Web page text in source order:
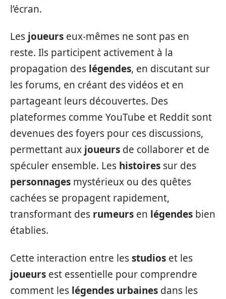
l’écran.
Les joueurs eux-mêmes ne sont pas en
reste. Ils participent activement à la
propagation des légendes, en discutant sur
les forums, en créant des vidéos et en
partageant leurs découvertes. Des
plateformes comme YouTube et Reddit sont
devenues des foyers pour ces discussions,
permettant aux joueurs de collaborer et de
spéculer ensemble. Les histoires sur des
personnages mystérieux ou des quêtes
cachées se propagent rapidement,
transformant des rumeurs en légendes bien
établies.
Cette interaction entre lesstudios et les
joueurs est essentielle pour comprendre
comment les légendes urbaines dans les